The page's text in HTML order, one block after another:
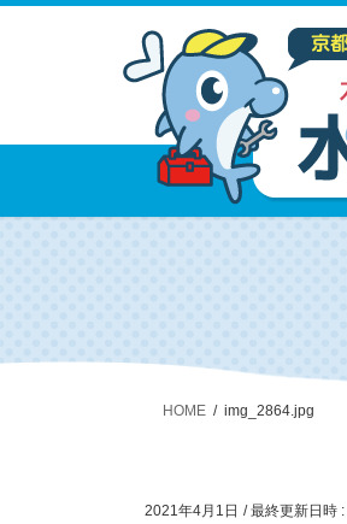
HOME img_2864.jpg
2021年4月1日 / 最終更新日時 :